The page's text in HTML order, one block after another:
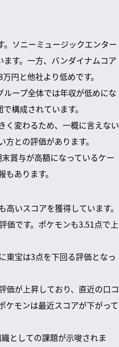
ソニーミュージックエンター
す。一方、バンダイナムコア
円と他社より低めです。
ープ全体では年収が低めにな
構成されています。
く変わるため、一概に言えない
との評価があります。
賞与が高額になっているケー
あります。
いスコアを獲得しています。
価です。ポケモンも3.51点で上
東宝は3点を下回る評価となっ
価が上昇しており、直近の口コ
ケモンは最近スコアが下がって
としての課題が示唆されま